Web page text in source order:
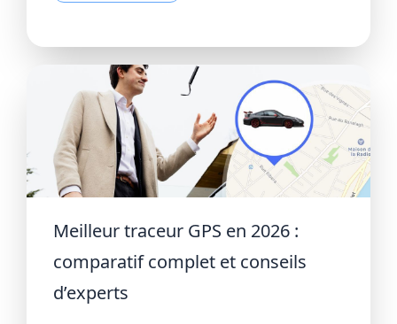
Meilleur traceur GPS en 2026 :
comparatif complet et conseils
d’experts